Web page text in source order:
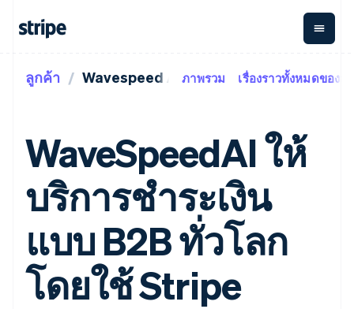
การชำระเงิน
การชำระเงิน
ออนไลน์
Payment links
การชำระเงิน
แบบไม่ต้อง
UI การชำระ
เงินสำเร็จรูป
Elements
องค์ประกอบ UI
ที่ยืดหยุ่น
รายรับ
แบบแผนล่วง
หน้า
Metronome
การเรียกเก็บ
เงินตามการ
ใช้งาน
การชำระเงิน
ตามรอบบิล
การจัดการ
ตามรอบบิล
Invoicing
ครั้งเดียวหรือ
การ
Global
Payouts
เบิกจ่าย
ให้กับ
บุคคลที่
สาม
แพลตฟ
ตามขั้น
ตามกรณีใช้งาน
การค้าแบบใช้เอเจนต์
อีคอมเมิร์ซ
บริการทางการเงินที่ผสาน
รวมในตัว
การทำงานอัตโนมัติด้าน
การเงิน
เอกสารประกอบ
ไลบรารีและ SDK
Stripe Apps
รับการชำระเงินออนไลน์
ติดตั้งใช้งานการชำระเงิน
สำเร็จรูป
สร้างแพลตฟอร์มหรือ
เรียนรู้
คู่มือ
การสนับสนุน
รับการสนับสนุน
แพ็กเกจการสนับสนุนที่ได้
รับการจัดการ
บริการเฉพาะทาง
ลูกค้า Wavespeed AI ภาพรวม เรื่องราวทั้งหมดของลู
WaveSpeedAI ให้
บริการชำระเงิน
แบบ B2B ทั่วโลก
โดยใช้ Stripe